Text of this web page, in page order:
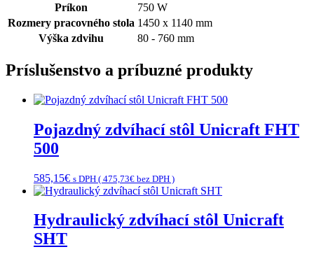
Príkon
750 W
Rozmery pracovného stola 1450 x 1140 mm
Výška zdvihu
80 - 760 mm
Príslušenstvo a príbuzné produkty
Pojazdný zdvíhací stôl Unicraft FHT
500
585,15€ s DPH ( 475,73€ bez DPH )
Hydraulický zdvíhací stôl Unicraft
SHT